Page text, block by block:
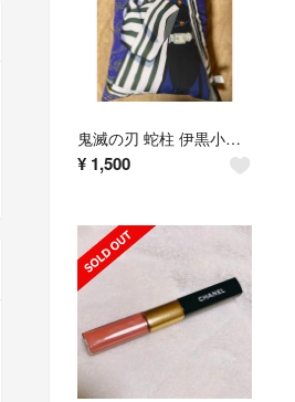
鬼滅の刃 蛇柱 伊黒小芭内 クッション
¥ 1,500